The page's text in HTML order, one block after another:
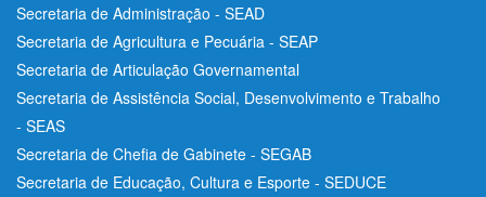
Secretaria de Administração - SEAD
Secretaria de Agricultura e Pecuária - SEAP
Secretaria de Articulação Governamental
Secretaria de Assistência Social, Desenvolvimento e Trabalho
- SEAS
Secretaria de Chefia de Gabinete - SEGAB
Secretaria de Educação, Cultura e Esporte - SEDUCE